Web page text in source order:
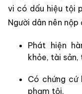
vi có dấu hiệu tội
Người dân nên
Phát hiện
khỏe, tài
Có chứng cứ
phạm tội.